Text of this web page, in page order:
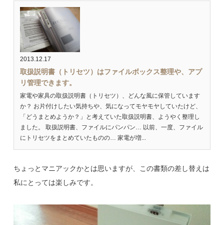
2013.12.17
取扱説明書（トリセツ）はファイルボックス整理や、アプ
リ管理できます。
家電や家具の取扱説明書（トリセツ）、どんな風に保管しています
か？ お片付けしたい気持ちや、気になってモヤモヤしていたけど、
「どうまとめようか？」と考えていた取扱説明書、ようやく整理し
ました。 取扱説明書、ファイルにパンパン… 以前、一度、ファイル
にトリセツをまとめていたものの… 家電が増...
ちょっとマニアックかとは思いますが、この書類の差し替えは
私にとっては楽しみです。